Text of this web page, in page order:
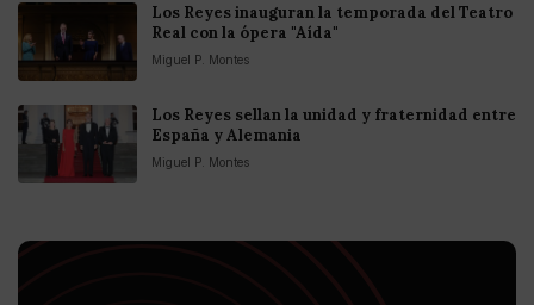
Los Reyes inauguran la temporada del Teatro
Real con la ópera "Aída"
Miguel P. Montes
Los Reyes sellan la unidad y fraternidad entre
España y Alemania
Miguel P. Montes